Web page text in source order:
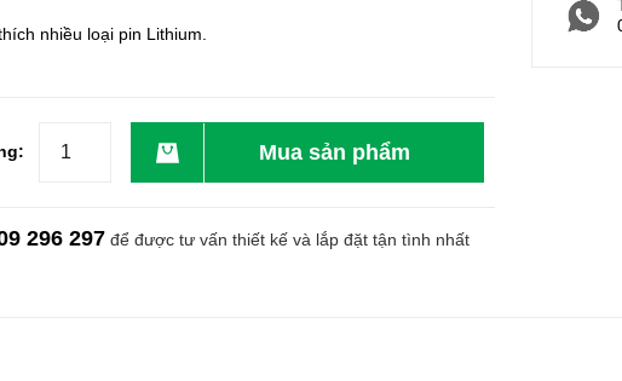
nhiều loại pin Lithium.
Mua sản phẩm
296 297 để được tư vấn thiết kế và lắp đặt tận tình nhất